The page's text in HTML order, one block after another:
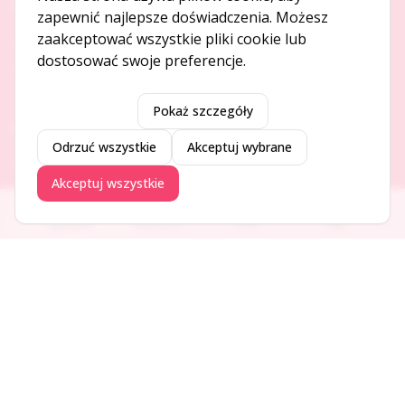
O NAS
O serwisie
Kontakt
DODAJ I PROMUJ
Dodaj ogłoszenie
Dodaj firmę
Promuj ogłoszenie
Ogłoszenia Aktualności Firmy Blog
zapewnić najlepsze doświadczenia. Możesz
zaakceptować wszystkie pliki cookie lub
dostosować swoje preferencje.
Pokaż szczegóły
Odrzuć wszystkie Akceptuj wybrane
Akceptuj wszystkie